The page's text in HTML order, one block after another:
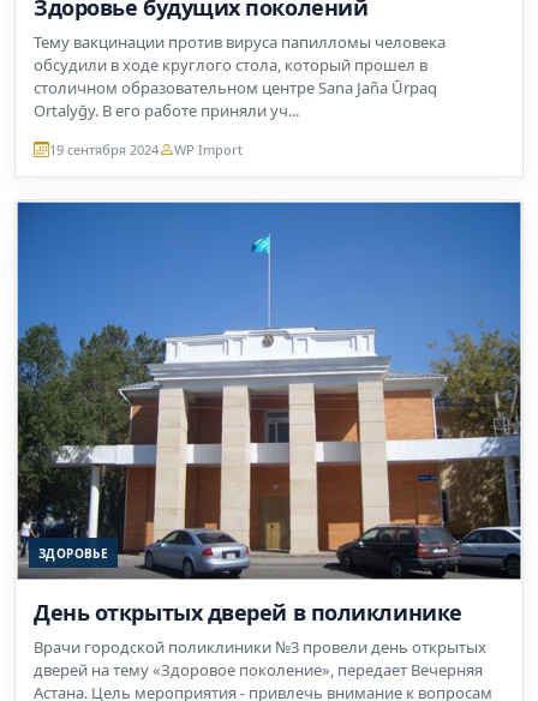
Здоровье будущих поколений
Тему вакцинации против вируса папилломы человека
обсудили в ходе круглого стола, который прошел в
столичном образовательном центре Sana Jaña Ūrpaq
Ortalyğy. В его работе приняли уч...
19 сентября 2024 WP Import
ЗДОРОВЬЕ
День открытых дверей в поликлинике
Врачи городской поликлиники №3 провели день открытых
дверей на тему «Здоровое поколение», передает Вечерняя
Астана. Цель мероприятия - привлечь внимание к вопросам